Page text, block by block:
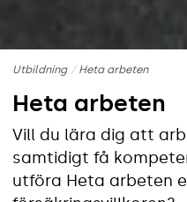
Utbildning Heta arbeten
Heta arbeten
Vill du lära dig att
samtidigt få
utföra Heta arbeten